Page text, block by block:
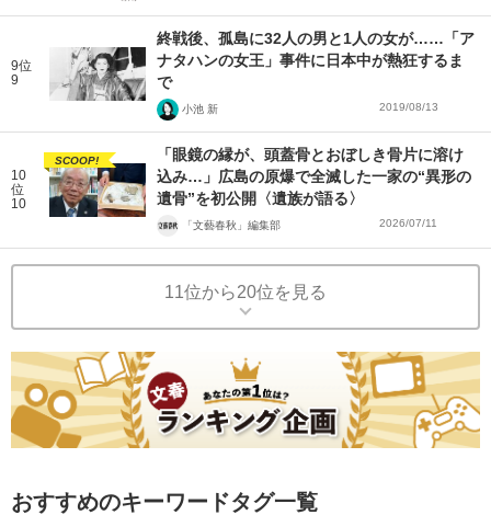
9位
9
終戦後、孤島に32人の男と1人の女が……「ア
ナタハンの女王」事件に日本中が熱狂するま
で
小池 新 2019/08/13
10
位
10
SCOOP!
「眼鏡の縁が、頭蓋骨とおぼしき骨片に溶け
込み…」広島の原爆で全滅した一家の“異形の
遺骨”を初公開〈遺族が語る〉
「文藝春秋」編集部 2026/07/11
11位から20位を見る
おすすめのキーワードタグ一覧